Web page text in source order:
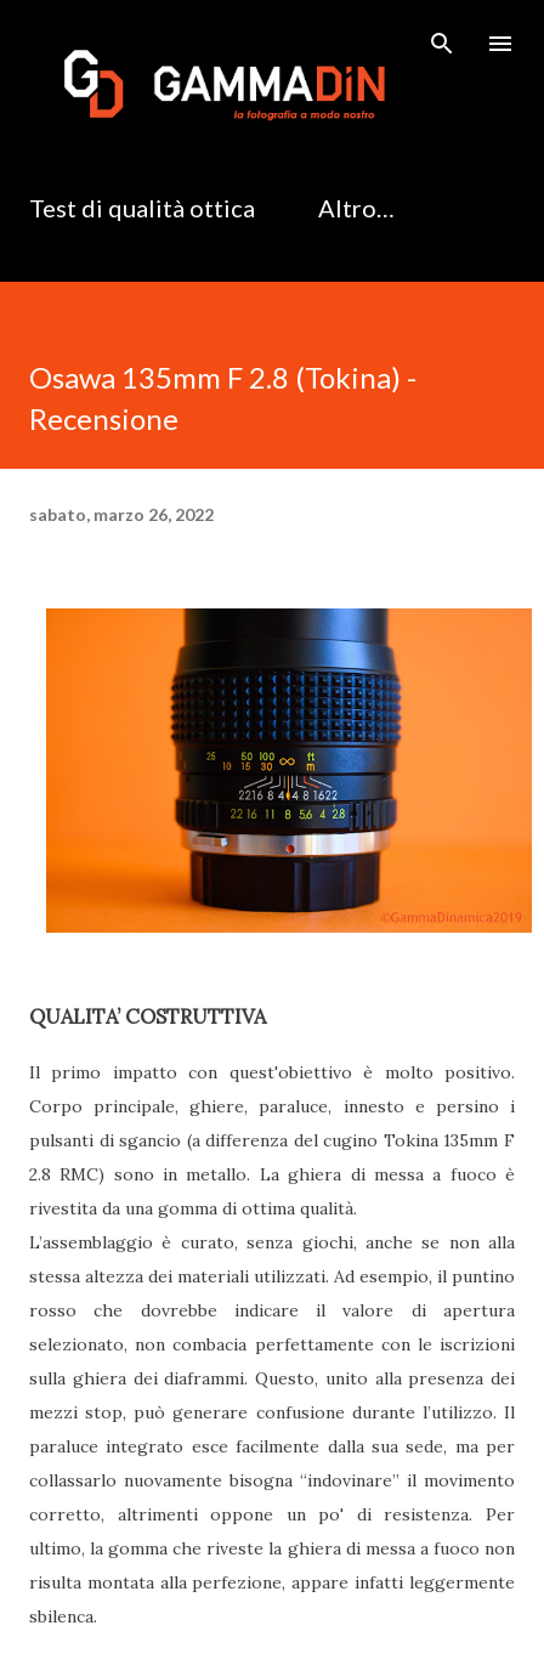
Test di qualità ottica Altro…
Osawa 135mm F 2.8 (Tokina) -
Recensione
sabato, marzo 26, 2022
QUALITA’ COSTRUTTIVA
Il primo impatto con quest'obiettivo è molto positivo.
Corpo principale, ghiere, paraluce, innesto e persino i
pulsanti di sgancio (a differenza del cugino Tokina 135mm F
2.8 RMC) sono in metallo. La ghiera di messa a fuoco è
rivestita da una gomma di ottima qualità.
L’assemblaggio è curato, senza giochi, anche se non alla
stessa altezza dei materiali utilizzati. Ad esempio, il puntino
rosso che dovrebbe indicare il valore di apertura
selezionato, non combacia perfettamente con le iscrizioni
sulla ghiera dei diaframmi. Questo, unito alla presenza dei
mezzi stop, può generare confusione durante l’utilizzo. Il
paraluce integrato esce facilmente dalla sua sede, ma per
collassarlo nuovamente bisogna “indovinare” il movimento
corretto, altrimenti oppone un po' di resistenza. Per
ultimo, la gomma che riveste la ghiera di messa a fuoco non
risulta montata alla perfezione, appare infatti leggermente
sbilenca.